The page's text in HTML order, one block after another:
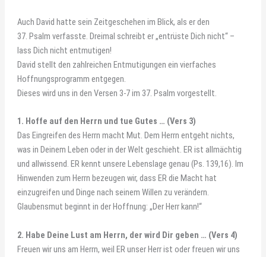
Auch David hatte sein Zeitgeschehen im Blick, als er den
37. Psalm verfasste. Dreimal schreibt er „entrüste Dich nicht“ –
lass Dich nicht entmutigen!
David stellt den zahlreichen Entmutigungen ein vierfaches
Hoffnungsprogramm entgegen.
Dieses wird uns in den Versen 3-7 im 37. Psalm vorgestellt.
1. Hoffe auf den Herrn und tue Gutes … (Vers 3)
Das Eingreifen des Herrn macht Mut. Dem Herrn entgeht nichts,
was in Deinem Leben oder in der Welt geschieht. ER ist allmächtig
und allwissend. ER kennt unsere Lebenslage genau (Ps. 139,16). Im
Hinwenden zum Herrn bezeugen wir, dass ER die Macht hat
einzugreifen und Dinge nach seinem Willen zu verändern.
Glaubensmut beginnt in der Hoffnung: „Der Herr kann!“
2. Habe Deine Lust am Herrn, der wird Dir geben … (Vers 4)
Freuen wir uns am Herrn, weil ER unser Herr ist oder freuen wir uns